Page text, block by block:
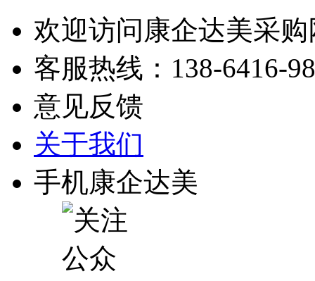
欢迎访问康企达美采购
客服热线： 138-6416-
意见反馈
关于我们
手机康企达美